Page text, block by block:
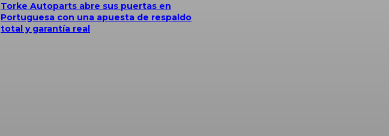
Torke Autoparts abre sus puertas en
Portuguesa con una apuesta de respaldo
total y garantía real